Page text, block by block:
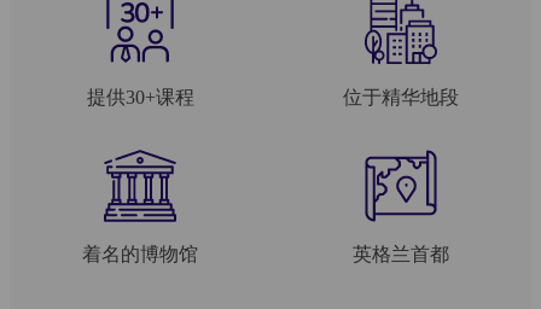
提供30+课程 位于精华地段
着名的博物馆 英格兰首都